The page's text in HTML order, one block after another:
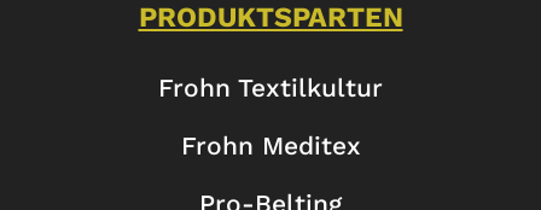
PRODUKTSPARTEN
Frohn Textilkultur
Frohn Meditex
Pro-Belting